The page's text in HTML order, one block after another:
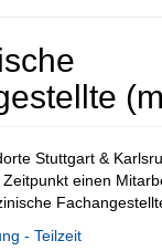
Stuttgart &
einen
- Teilzeit